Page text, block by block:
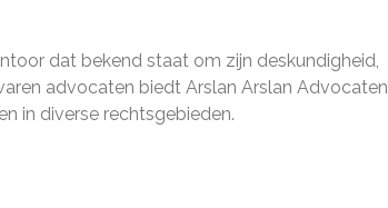
dat bekend staat om zijn deskundigheid,
advocaten biedt Arslan Arslan Advocaten
in diverse rechtsgebieden.